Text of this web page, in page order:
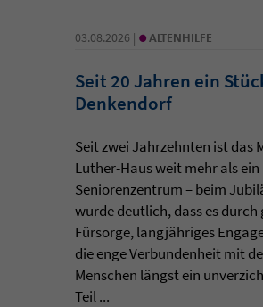
03.08.2026 | • ALTENHILFE
Seit 20 Jahren ein
Denkendorf
Seit zwei Jahrzehnten ist das
Luther-Haus weit mehr als ein
Seniorenzentrum – beim
wurde deutlich, dass es durch
Fürsorge, langjähriges
die enge Verbundenheit mit
Menschen längst ein
Teil ...